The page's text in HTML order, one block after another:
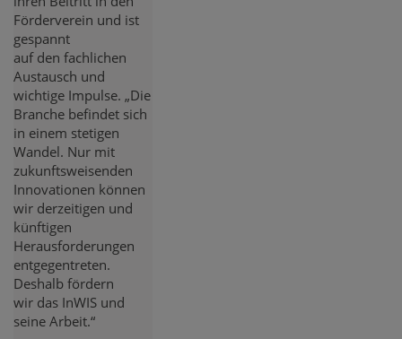
Förderverein und ist
gespannt
auf den fachlichen
Austausch und
wichtige Impulse. „Die
Branche befindet sich
in einem stetigen
Wandel. Nur mit
zukunftsweisenden
Innovationen können
wir derzeitigen und
künftigen
Herausforderungen
entgegentreten.
Deshalb fördern
wir das InWIS und
seine Arbeit.“